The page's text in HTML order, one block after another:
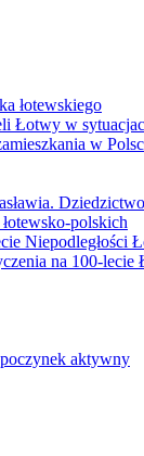
łotewskiego
Łotwy w
w
polskich
Niepodległości
na 100-
aktywny